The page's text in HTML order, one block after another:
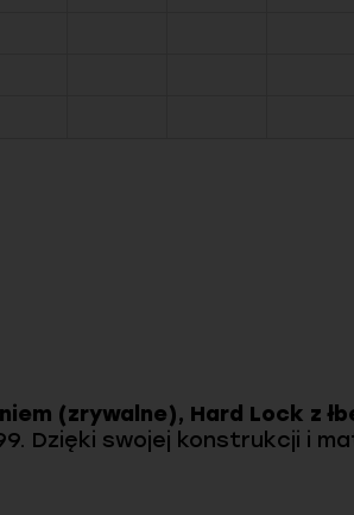
(zrywalne), Hard Lock z
Dzięki swojej konstrukcji i